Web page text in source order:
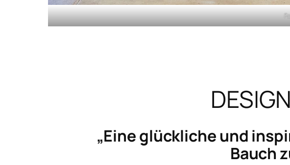
„Eine glückliche und
Bauch